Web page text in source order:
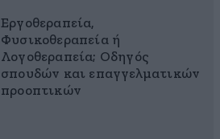
Εργοθεραπεία,
Φυσικοθεραπεία ή
Λογοθεραπεία; Οδηγός
σπουδών και επαγγελματικών
προοπτικών